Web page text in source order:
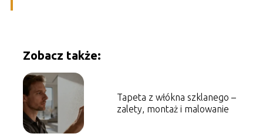
Zobacz także:
Tapeta z włókna szklanego –
zalety, montaż i malowanie